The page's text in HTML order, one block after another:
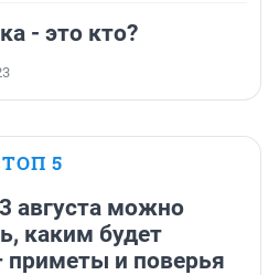
- это кто?
ТОП 5
августа можно
каким будет
приметы и поверья